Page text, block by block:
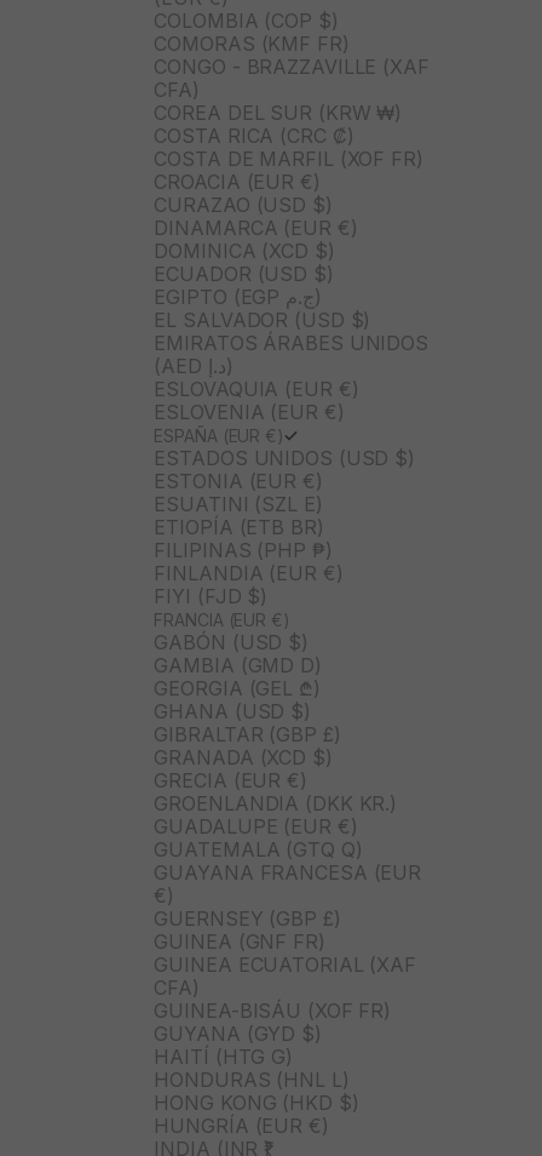
COLOMBIA (COP $)
COMORAS (KMF FR)
CONGO - BRAZZAVILLE (XAF
CFA)
COREA DEL SUR (KRW ₩)
COSTA RICA (CRC ₡)
COSTA DE MARFIL (XOF FR)
CROACIA (EUR €)
CURAZAO (USD $)
DINAMARCA (EUR €)
DOMINICA (XCD $)
ECUADOR (USD $)
EGIPTO (EGP ج.م)
EL SALVADOR (USD $)
EMIRATOS ÁRABES UNIDOS
(AED د.إ)
ESLOVAQUIA (EUR €)
ESLOVENIA (EUR €)
ESPAÑA (EUR €)
ESTADOS UNIDOS (USD $)
ESTONIA (EUR €)
ESUATINI (SZL E)
ETIOPÍA (ETB BR)
FILIPINAS (PHP ₱)
FINLANDIA (EUR €)
FIYI (FJD $)
FRANCIA (EUR €)
GABÓN (USD $)
GAMBIA (GMD D)
GEORGIA (GEL ₾)
GHANA (USD $)
GIBRALTAR (GBP £)
GRANADA (XCD $)
GRECIA (EUR €)
GROENLANDIA (DKK KR.)
GUADALUPE (EUR €)
GUATEMALA (GTQ Q)
GUAYANA FRANCESA (EUR
€)
GUERNSEY (GBP £)
GUINEA (GNF FR)
GUINEA ECUATORIAL (XAF
CFA)
GUINEA-BISÁU (XOF FR)
GUYANA (GYD $)
HAITÍ (HTG G)
HONDURAS (HNL L)
HONG KONG (HKD $)
HUNGRÍA (EUR €)
INDIA (INR ₹)